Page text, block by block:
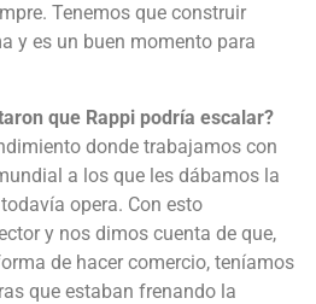
Tenemos que construir
y es un buen momento para
que Rappi podría escalar?
donde trabajamos con
a los que les dábamos la
opera. Con esto
y nos dimos cuenta de que,
de hacer comercio, teníamos
que estaban frenando la